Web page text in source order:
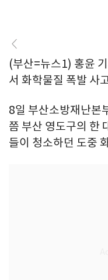
(부산=뉴스1) 홍윤
서 화학물질 폭발 사
8일 부산소방재난본
쯤 부산 영도구의 한
들이 청소하던 도중